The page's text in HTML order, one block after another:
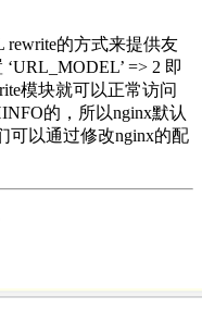
rewrite的方式来提供友
=> 2 即
模块就可以正常访问
的，所以nginx默认
可以通过修改nginx的配